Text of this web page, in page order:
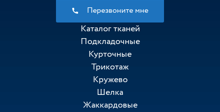
Перезвоните мне
Каталог тканей
Подкладочные
Курточные
Трикотаж
Кружево
Шелка
Жаккардовые